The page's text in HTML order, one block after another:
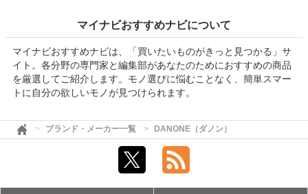
マイナビおすすめナビについて
マイナビおすすめナビは、「買いたいものがきっと見つかる」サ
イト。各分野の専門家と編集部があなたのためにおすすめの商品
を厳選してご紹介します。モノ選びに悩むことなく、簡単スマー
トに自分の欲しいモノが見つけられます。
ブランド・メーカー一覧 DANONE（ダノン）